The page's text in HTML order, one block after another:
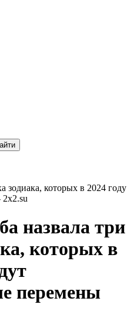
зодиака, которых в 2024 году
назвала три
которых в
перемены